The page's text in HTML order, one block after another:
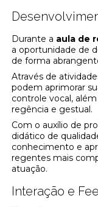
Durante a aula de
a oportunidade de
de forma
Através de
podem aprimorar
controle vocal,
regência e gestual.
Com o auxílio de
didático de
conhecimento e
regentes mais
atuação.
Interação e